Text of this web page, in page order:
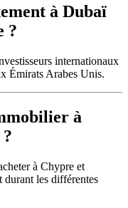
à Dubaï
?
internationaux
Émirats Arabes Unis.
à
à Chypre et
durant les différentes